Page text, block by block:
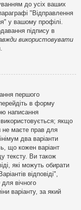
до усіх ваших
"Відправлення
у вашому профілі.
підпису в
використовувати
першого
в форму
написання
якщо
не маєте прав для
два варіанти
що кожен варіант
тексту. Ви також
які можуть обирати
відповіді",
вічного
варіанту, за який